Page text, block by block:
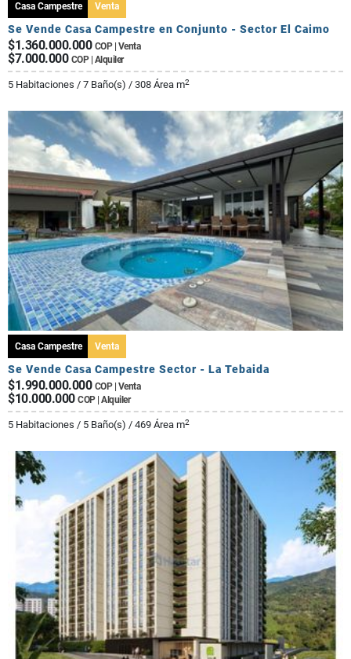
Casa Campestre Venta
Se Vende Casa Campestre en Conjunto - Sector El Caimo
$1.360.000.000 COP | Venta
$7.000.000 COP | Alquiler
5 Habitaciones / 7 Baño(s) / 308 Área m2
Casa Campestre Venta
Se Vende Casa Campestre Sector - La Tebaida
$1.990.000.000 COP | Venta
$10.000.000 COP | Alquiler
5 Habitaciones / 5 Baño(s) / 469 Área m2